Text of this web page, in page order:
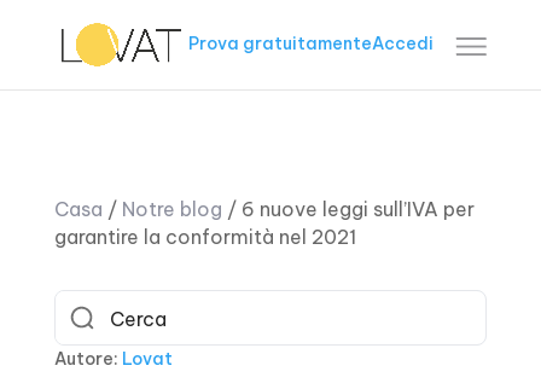
Prova gratuitamenteAccedi
Casa / Notre blog / 6 nuove leggi sull’IVA per
garantire la conformità nel 2021
Autore: Lovat